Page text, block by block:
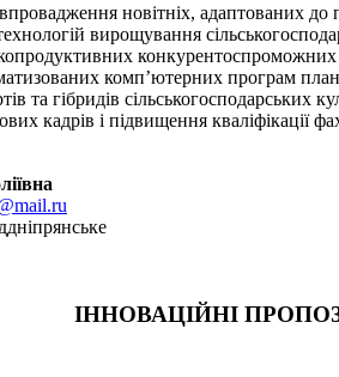
новітніх, адаптованих
вирощування
конкурентоспроможних
комп’ютерних програм
та гібридів сільськогосподарських
кадрів і підвищення кваліфікації
ІННОВАЦІЙНІ